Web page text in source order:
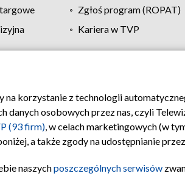
Zgłoś program (ROPAT)
Kariera w TVP
prywatności Moje zgody
korzystanie z technologii
osobowych przez nas, czyli
(93 firm), w celach marketingowych (w
a także zgody na udostępnianie
naszychposzczególnych serwisów